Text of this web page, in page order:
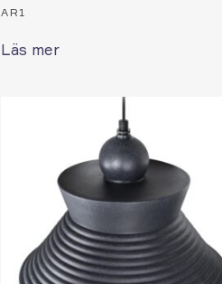
AR1
Läs mer